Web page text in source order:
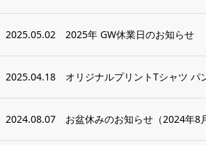
2025.05.02 2025年 GW休業日のお知らせ
2025.04.18 オリジナルプリントTシャツ パ
2024.08.07 お盆休みのお知らせ（2024年8